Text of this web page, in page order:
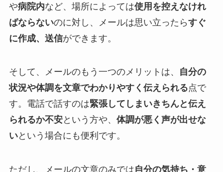
や病院内など、場所によっては使用を控えなけれ
ばならないのに対し、メールは思い立ったらすぐ
に作成、送信ができます。
そして、メールのもう一つのメリットは、
自分の
状況や体調を文章でわかりやすく伝えられる点で
す。電話で話すのは緊張してしまいきちんと伝え
られるか不安という方や、 体調が悪く声が出せな
いという場合にも便利です。
ただし、メールの文章のみでは自分の気持ち・意